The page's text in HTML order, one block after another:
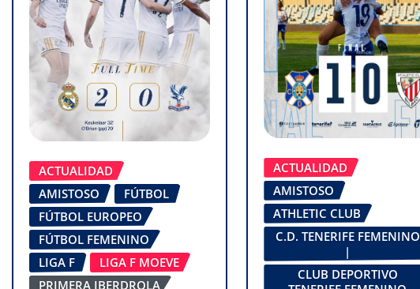
ACTUALIDAD
AMISTOSO
FÚTBOL
FÚTBOL EUROPEO
FÚTBOL FEMENINO
LIGA F
LIGA F MOEVE
PRIMERA IBERDROLA
ACTUALIDAD
AMISTOSO
ATHLETIC CLUB
C.D. TENERIFE FEMENINO
|
CLUB DEPORTIVO